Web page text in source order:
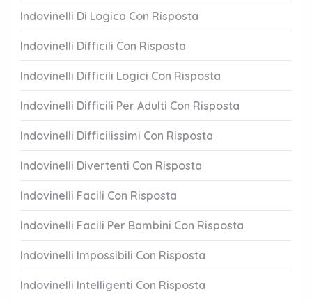
Indovinelli Di Logica Con Risposta
Indovinelli Difficili Con Risposta
Indovinelli Difficili Logici Con Risposta
Indovinelli Difficili Per Adulti Con Risposta
Indovinelli Difficilissimi Con Risposta
Indovinelli Divertenti Con Risposta
Indovinelli Facili Con Risposta
Indovinelli Facili Per Bambini Con Risposta
Indovinelli Impossibili Con Risposta
Indovinelli Intelligenti Con Risposta